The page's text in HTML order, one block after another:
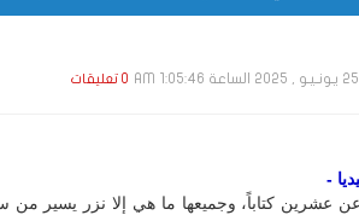
0 تعليقات
-
عشرين كتاباً، وجميعها ما هي إلا نزر يسير من